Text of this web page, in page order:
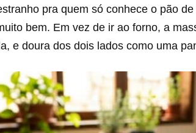
pra quem só conhece o pão
bem. Em vez de ir ao forno, a
e doura dos dois lados como uma